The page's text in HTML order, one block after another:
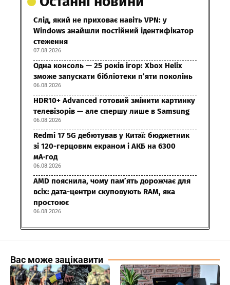
Слід, який не приховає навіть VPN: у
Windows знайшли постійний ідентифікатор
стеження
07.08.2026
Одна консоль — 25 років ігор: Xbox Helix
зможе запускати бібліотеки п’яти поколінь
06.08.2026
HDR10+ Advanced готовий змінити картинку
телевізорів — але спершу лише в Samsung
06.08.2026
Redmi 17 5G дебютував у Китаї: бюджетник
зі 120-герцовим екраном і АКБ на 6300
мА·год
06.08.2026
AMD пояснила, чому пам’ять дорожчає для
всіх: дата-центри скуповують RAM, яка
простоює
06.08.2026
Вас може зацікавити